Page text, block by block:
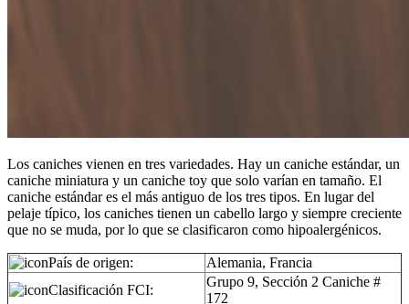
Los caniches vienen en tres variedades. Hay un caniche estándar, un
caniche miniatura y un caniche toy que solo varían en tamaño. El
caniche estándar es el más antiguo de los tres tipos. En lugar del
pelaje típico, los caniches tienen un cabello largo y siempre creciente
que no se muda, por lo que se clasificaron como hipoalergénicos.
País de origen:
Alemania, Francia
Clasificación FCI:
Grupo 9, Sección 2 Caniche #
172